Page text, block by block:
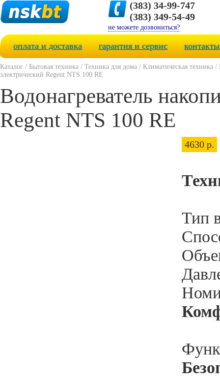
(383) 34-99-747
(383) 349-54-49
не можете дозвониться?
оплата и доставка гарантия и сервис контакты
Каталог / Бытовая техника / Техника для дома / Климатическая техника /
электрический Regent NTS 100 RE
Водонагреватель
Regent NTS 100 RE
4630 р.
Тип